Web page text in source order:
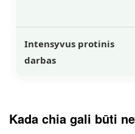
Intensyvus protinis
darbas
Kada chia gali būti